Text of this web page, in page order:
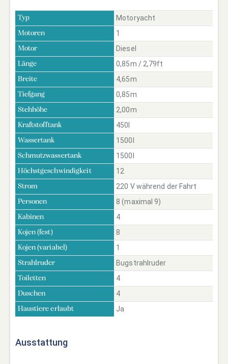
Typ Motoryacht
Motoren 1
Motor Diesel
Länge 0,85m / 2,79ft
Breite 4,65m
Tiefgang 0,85m
Stehhöhe 2,00m
Kraftstofftank 450l
Wassertank 1500l
Schmutzwassertank 1500l
Höchstgeschwindigkeit 12
Strom 220 V während der Fahrt
Personen 8 (maximal 9)
Kabinen 4
Kojen (fest) 8
Kojen (variabel) 1
Strahlruder Bugstrahlruder
Toiletten 4
Duschen 4
Haustiere erlaubt Ja
Ausstattung